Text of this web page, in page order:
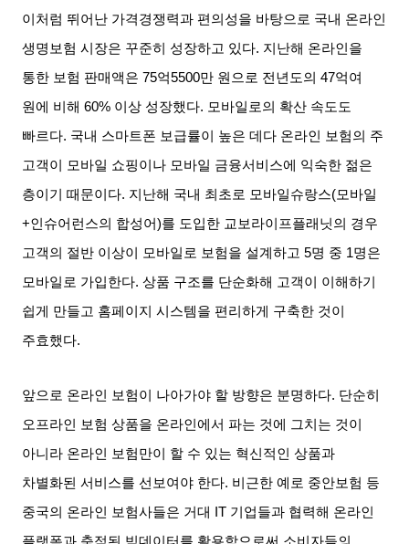
이처럼 뛰어난 가격경쟁력과 편의성을 바탕으로 국내 온라인
생명보험 시장은 꾸준히 성장하고 있다. 지난해 온라인을
통한 보험 판매액은 75억5500만 원으로 전년도의 47억여
원에 비해 60% 이상 성장했다. 모바일로의 확산 속도도
빠르다. 국내 스마트폰 보급률이 높은 데다 온라인 보험의 주
고객이 모바일 쇼핑이나 모바일 금융서비스에 익숙한 젊은
층이기 때문이다. 지난해 국내 최초로 모바일슈랑스(모바일
+인슈어런스의 합성어)를 도입한 교보라이프플래닛의 경우
고객의 절반 이상이 모바일로 보험을 설계하고 5명 중 1명은
모바일로 가입한다.상품 구조를 단순화해 고객이 이해하기
쉽게 만들고 홈페이지 시스템을 편리하게 구축한 것이
주효했다.
앞으로 온라인 보험이 나아가야 할 방향은 분명하다. 단순히
오프라인 보험 상품을 온라인에서 파는 것에 그치는 것이
아니라 온라인 보험만이 할 수 있는 혁신적인 상품과
차별화된 서비스를 선보여야 한다. 비근한 예로 중안보험 등
중국의 온라인 보험사들은 거대
IT 기업들과 협력해 온라인